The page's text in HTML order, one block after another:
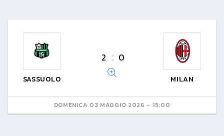
SASSUOLO
2 0
MILAN
DOMENICA 03 MAGGIO 2026 - 15:00